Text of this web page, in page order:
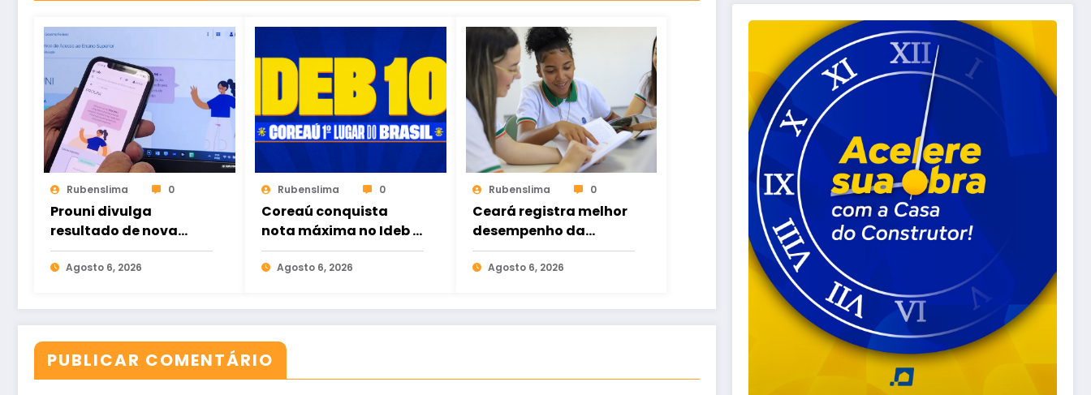
Rubenslima 0
Prouni divulga
resultado de nova
chamada para o 2º
semestre
Agosto 6, 2026
Rubenslima 0
Coreaú conquista
nota máxima no Ideb e
volta a liderar
educação pública no
Agosto 6, 2026
Rubenslima 0
Ceará registra melhor
desempenho da
história no Ensino
Médio e bate recorde
Agosto 6, 2026
PUBLICAR COMENTÁRIO